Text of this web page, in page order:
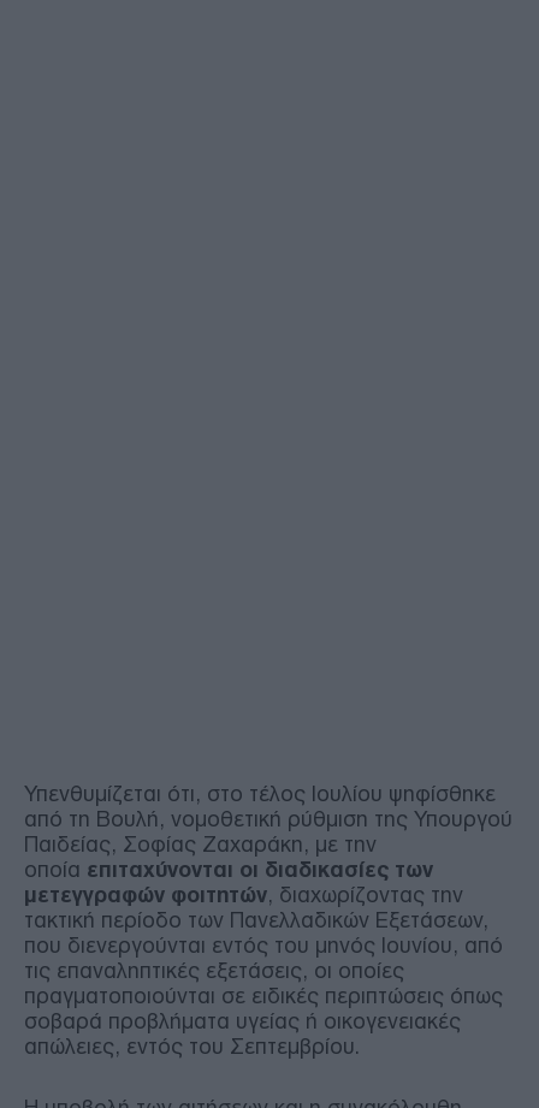
Υπενθυμίζεται ότι, στο τέλος Ιουλίου ψηφίσθηκε
από τη Βουλή, νομοθετική ρύθμιση της Υπουργού
Παιδείας, Σοφίας Ζαχαράκη, με την
οποία επιταχύνονται οι διαδικασίες των
μετεγγραφών φοιτητών, διαχωρίζοντας την
τακτική περίοδο των Πανελλαδικών Εξετάσεων,
που διενεργούνται εντός του μηνός Ιουνίου, από
τις επαναληπτικές εξετάσεις, οι οποίες
πραγματοποιούνται σε ειδικές περιπτώσεις όπως
σοβαρά προβλήματα υγείας ή οικογενειακές
απώλειες, εντός του Σεπτεμβρίου.